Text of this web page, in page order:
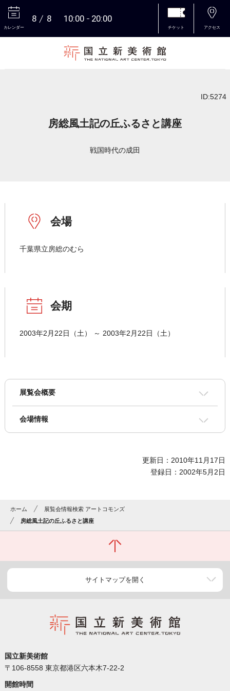
カレンダー
8 8 10:00 20:00
チケット アクセス
ID:5274
房総風土記の丘ふるさと講座
戦国時代の成田
会場
千葉県立房総のむら
会期
2003年2月22日（土） ～ 2003年2月22日（土）
展覧会概要
会場情報
更新日：2010年11月17日
登録日：2002年5月2日
ホーム
展覧会情報検索 アートコモンズ
房総風土記の丘ふるさと講座
サイトマップを開く
国立新美術館
〒106-8558 東京都港区六本木7-22-2
開館時間